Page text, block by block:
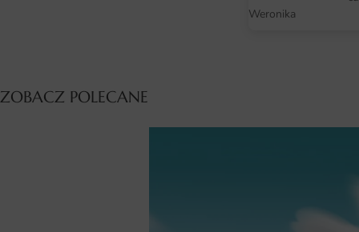
Weronika
ZOBACZ POLECANE